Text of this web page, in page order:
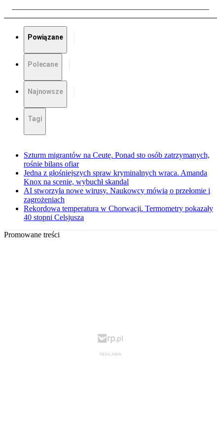
Powiązane
Polecane
Najnowsze
Tagi
Szturm migrantów na Ceutę. Ponad sto osób zatrzymanych,
rośnie bilans ofiar
Jedna z głośniejszych spraw kryminalnych wraca. Amanda
Knox na scenie, wybuchł skandal
AI stworzyła nowe wirusy. Naukowcy mówią o przełomie i
zagrożeniach
Rekordowa temperatura w Chorwacji. Termometry pokazały
40 stopni Celsjusza
Promowane treści